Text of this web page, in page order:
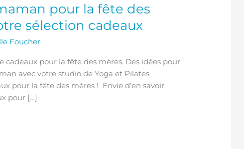
pour la fête des
sélection cadeaux
Foucher
cadeaux pour la fête des mères. Des idées pour
avec votre studio de Yoga et Pilates
pour la fête des mères ! Envie d’en savoir
pour […]